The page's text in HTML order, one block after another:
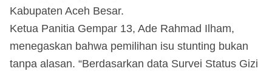
Kabupaten Aceh Besar.
Ketua Panitia Gempar 13, Ade Rahmad Ilham,
menegaskan bahwa pemilihan isu stunting bukan
tanpa alasan. “Berdasarkan data Survei Status Gizi